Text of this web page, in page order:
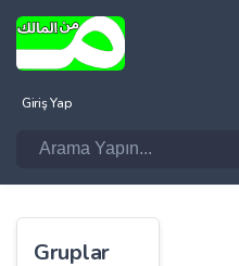
Giriş Yap
Gruplar